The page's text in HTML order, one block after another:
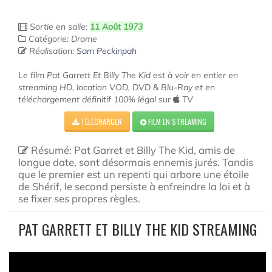
Sortie en salle: 11 Août 1973
Catégorie: Drame
Réalisation: Sam Peckinpah
Le film Pat Garrett Et Billy The Kid est à voir en entier en
streaming HD, location VOD, DVD & Blu-Ray et en
téléchargement définitif 100% légal sur
TV
TÉLÉCHARGER FILM EN STREAMING
Résumé: Pat Garret et Billy The Kid, amis de
longue date, sont désormais ennemis jurés. Tandis
que le premier est un repenti qui arbore une étoile
de Shérif, le second persiste à enfreindre la loi et à
se fixer ses propres règles.
PAT GARRETT ET BILLY THE KID STREAMING